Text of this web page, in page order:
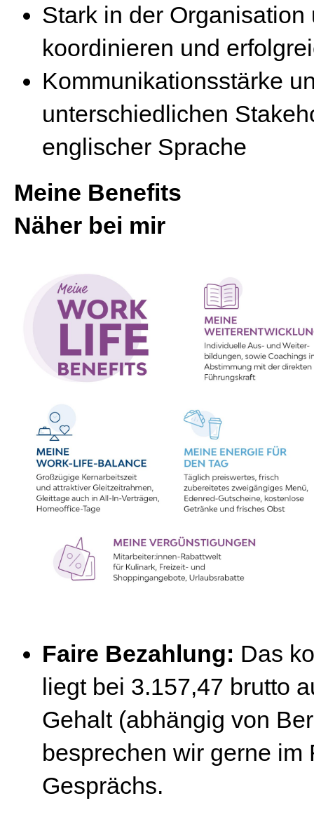
Stark in der
koordinieren und
Kommunikationsstärke
unterschiedlichen
englischer Sprache
Meine Benefits
Näher bei mir
Faire Bezahlung: Das
liegt bei 3.157,47 brutto
Gehalt (abhängig von
besprechen wir gerne
Gesprächs.